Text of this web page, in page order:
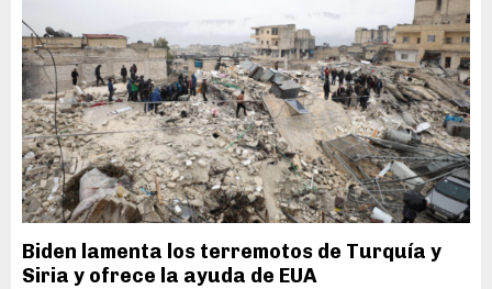
Biden lamenta los terremotos de Turquía y
Siria y ofrece la ayuda de EUA